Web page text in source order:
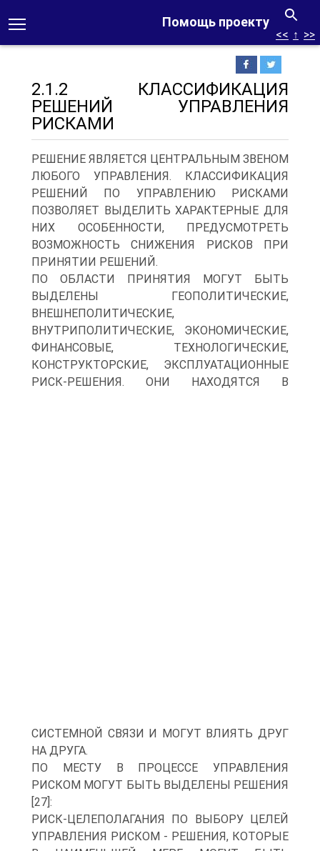
Помощь проекту
<< ↑ >>
2.1.2 КЛАССИФИКАЦИЯ
РЕШЕНИЙ УПРАВЛЕНИЯ
РИСКАМИ
РЕШЕНИЕ ЯВЛЯЕТСЯ ЦЕНТРАЛЬНЫМ ЗВЕНОМ
ЛЮБОГО УПРАВЛЕНИЯ. КЛАССИФИКАЦИЯ
РЕШЕНИЙ ПО УПРАВЛЕНИЮ РИСКАМИ
ПОЗВОЛЯЕТ ВЫДЕЛИТЬ ХАРАКТЕРНЫЕ ДЛЯ
НИХ ОСОБЕННОСТИ, ПРЕДУСМОТРЕТЬ
ВОЗМОЖНОСТЬ СНИЖЕНИЯ РИСКОВ ПРИ
ПРИНЯТИИ РЕШЕНИЙ.
ПО ОБЛАСТИ ПРИНЯТИЯ МОГУТ БЫТЬ
ВЫДЕЛЕНЫ ГЕОПОЛИТИЧЕСКИЕ,
ВНЕШНЕПОЛИТИЧЕСКИЕ,
ВНУТРИПОЛИТИЧЕСКИЕ, ЭКОНОМИЧЕСКИЕ,
ФИНАНСОВЫЕ, ТЕХНОЛОГИЧЕСКИЕ,
КОНСТРУКТОРСКИЕ, ЭКСПЛУАТАЦИОННЫЕ
РИСК-РЕШЕНИЯ. ОНИ НАХОДЯТСЯ В
СИСТЕМНОЙ СВЯЗИ И МОГУТ ВЛИЯТЬ ДРУГ
НА ДРУГА.
ПО МЕСТУ В ПРОЦЕССЕ УПРАВЛЕНИЯ
РИСКОМ МОГУТ БЫТЬ ВЫДЕЛЕНЫ РЕШЕНИЯ
[27]:
РИСК-ЦЕЛЕПОЛАГАНИЯ ПО ВЫБОРУ ЦЕЛЕЙ
УПРАВЛЕНИЯ РИСКОМ - РЕШЕНИЯ, КОТОРЫЕ